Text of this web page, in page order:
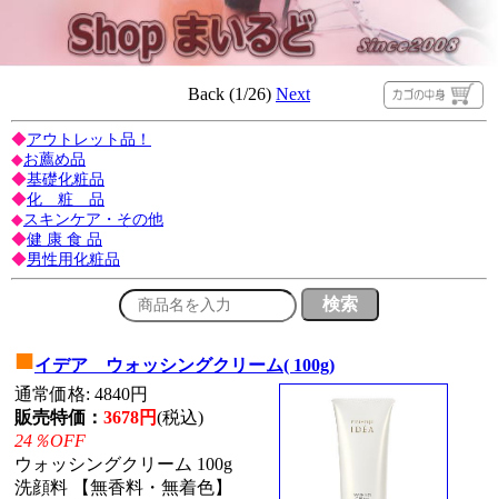
Back (1/26) Next
◆アウトレット品！
◆お薦め品
◆基礎化粧品
◆化 粧 品
◆スキンケア・その他
◆健 康 食 品
◆男性用化粧品
■イデア ウォッシングクリーム( 100g)
通常価格: 4840円
販売特価： 3678円(税込)
24％OFF
ウォッシングクリーム 100g
洗顔料 【無香料・無着色】